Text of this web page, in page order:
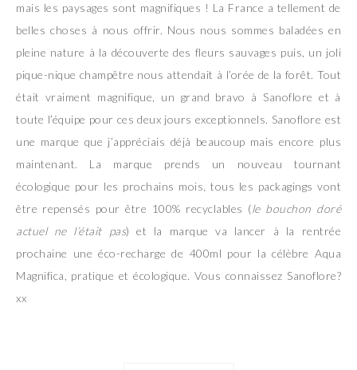
mais les paysages sont magnifiques ! La France a tellement de
belles choses à nous offrir. Nous nous sommes baladées en
pleine nature à la découverte des fleurs sauvages puis, un joli
pique-nique champêtre nous attendait à l’orée de la forêt. Tout
était vraiment magnifique, un grand bravo à Sanoflore et à
toute l’équipe pour ces deux jours exceptionnels. Sanoflore est
une marque que j’appréciais déjà beaucoup mais encore plus
maintenant. La marque prends un nouveau tournant
écologique pour les prochains mois, tous les packagings vont
être repensés pour être 100% recyclables (le bouchon doré
actuel ne l’était pas) et la marque va lancer à la rentrée
prochaine une éco-recharge de 400ml pour la célèbre Aqua
Magnifica, pratique et écologique. Vous connaissez Sanoflore?
xx